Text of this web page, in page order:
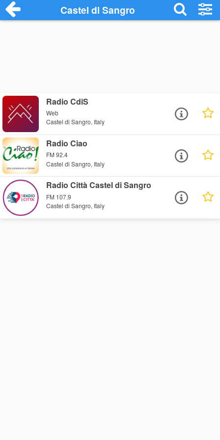
Castel di Sangro
Radio CdiS
Web
Castel di Sangro, Italy
Radio Ciao
FM 92.4
Castel di Sangro, Italy
Radio Città Castel di Sangro
FM 107.9
Castel di Sangro, Italy